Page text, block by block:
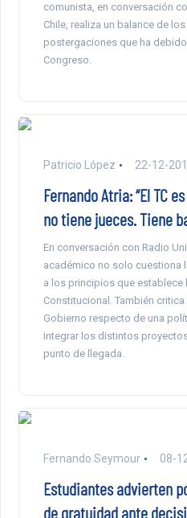
comunista, en conversación
Chile, realiza un balance de
postergaciones que ha
Congreso.
Patricio López 22-12-
Fernando Atria: “El TC
no tiene jueces. Tiene
En conversación con Radio
académico no solo cuestiona
a los principios que establece
Constitucional. También
Gobierno respecto de una
integrar los distintos
punto de llegada.
Fernando Seymour 08-
Estudiantes advierten
de gratuidad ante